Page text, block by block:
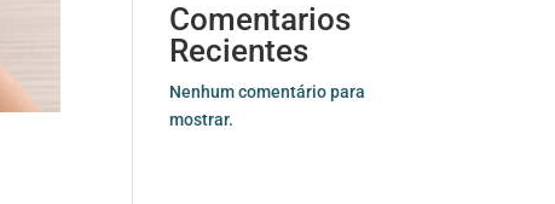
Comentarios
Recientes
Nenhum comentário para
mostrar.